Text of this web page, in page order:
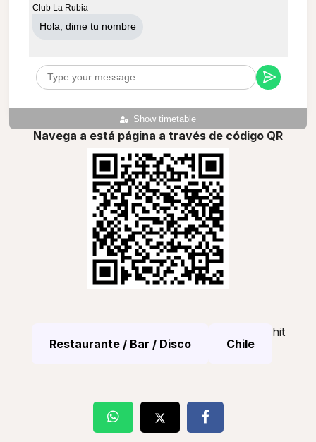
Show timetable
Club La Rubia
Hola, dime tu nombre
Navega a está página a través de código QR
Restaurante / Bar / Disco Chile
hit